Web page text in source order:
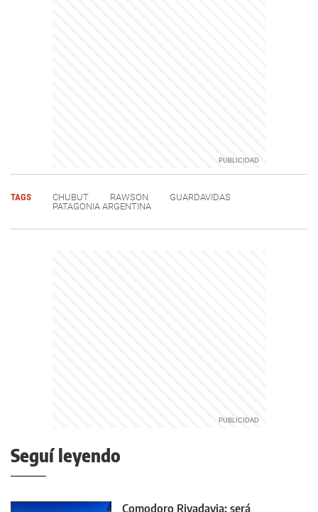
TAGS CHUBUT RAWSON
GUARDAVIDAS
PATAGONIA ARGENTINA
Seguí leyendo
Comodoro Rivadavia: será